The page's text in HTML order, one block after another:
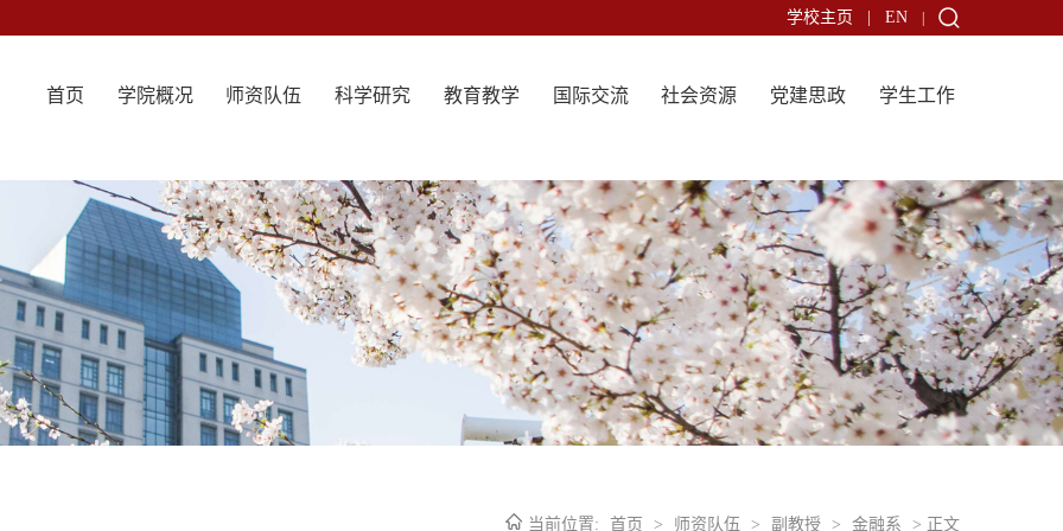
学校主页 EN
首页 学院概况 师资队伍 科学研究 教育教学 国际交流 社会资源 党建思政 学生工作
当前位置: 首页 > 师资队伍 > 副教授 > 金融系 > 正文